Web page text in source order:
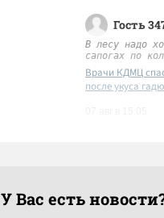
Гость
В лесу надо
сапогах по
Врачи КДМЦ
после укуса
У Вас есть